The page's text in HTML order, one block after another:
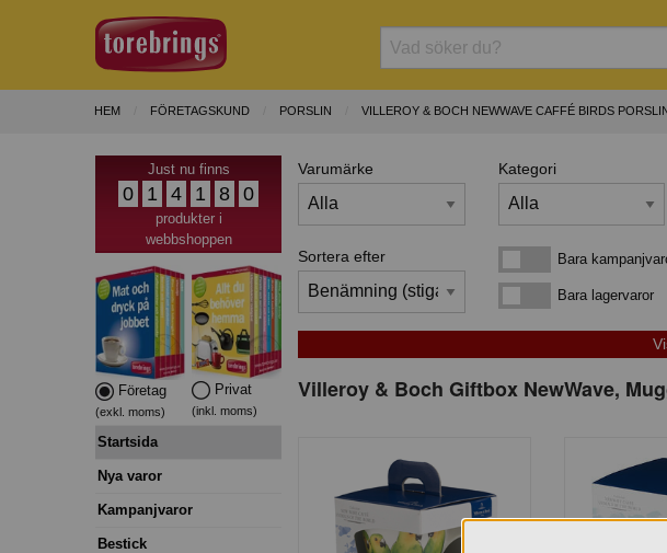
HEM FÖRETAGSKUND PORSLIN VILLEROY & BOCH NEWWAVE CAFFÉ BIRDS PORSLIN
Just nu finns
0 1 4 1 8 0
produkter i
webbshoppen
Företag
(exkl. moms)
Privat
(inkl. moms)
Startsida
Nya varor
Kampanjvaror
Bestick
Varumärke Kategori
Sortera efter Bara kampanjvaror
Bara
Bara lagervarorBara lagervaror
Villeroy & Boch Giftbox NewWave,